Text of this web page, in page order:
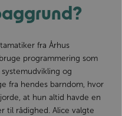
fra Århus
programmering som
og
fra hendes barndom, hvor
at hun altid havde en
til rådighed. Alice valgte